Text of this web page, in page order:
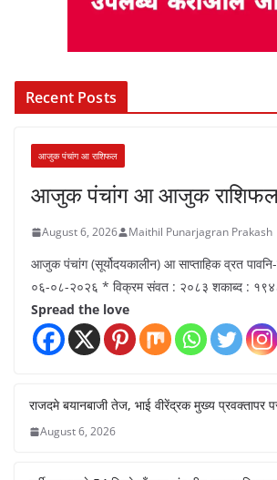
Recent Posts
आजुक पंचांग आ राशिफल
आजुक पंचांग आ आजुक
August 6, 2026 Maithil Punarjagran Prakash
आजुक पंचांग (सूर्योदयकालीन) आ साप्ताहिक व्रत
०६-०८-२०२६ * विक्रम संवत : २०८३ शकाब्द :
Spread the love
राजदमे बयानबाजी तेज, भाई वीरेंद्रक मुख्य प्रवक्तापर
August 6, 2026